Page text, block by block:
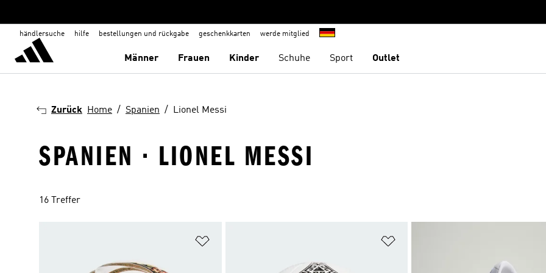
händlersuche hilfe bestellungen und rückgabe geschenkkarten werde mitglied
Männer Frauen Kinder Schuhe Sport Outlet
Zurück Home Spanien Lionel Messi
SPANIEN · LIONEL MESSI
16 Treffer